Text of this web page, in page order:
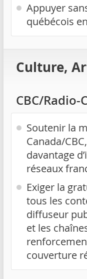
Appuyer
québécois
Culture,
CBC/Radio-
Soutenir la
Canada/
davantage
réseaux
Exiger la
tous les
diffuseur
et les
couverture